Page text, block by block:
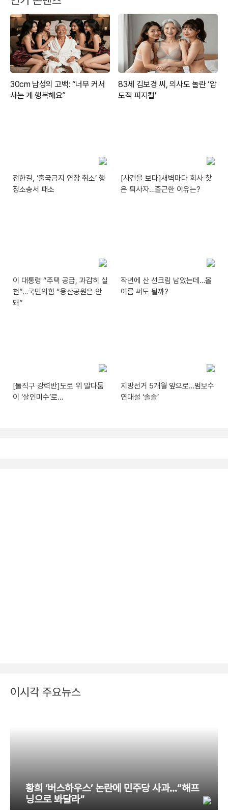
전한길, ‘출국금지 연장 취소’ 행
정소송서 패소
[사건을 보다]새벽마다 회사 찾
은 퇴사자…출근한 이유는?
이 대통령 “주택 공급, 과감히 실
천”…국민의힘 “용산공원은 안
돼”
작년에 산 선크림 남았는데…올
여름 써도 될까?
[돌직구 강력반]도로 위 말다툼
이 ‘살인미수’로…
지방선거 5개월 앞으로…범보수
연대설 ‘솔솔’
이시각 주요뉴스
황희 ‘버스하우스’ 논란에 민주당 사과…“해프
닝으로 봐달라”